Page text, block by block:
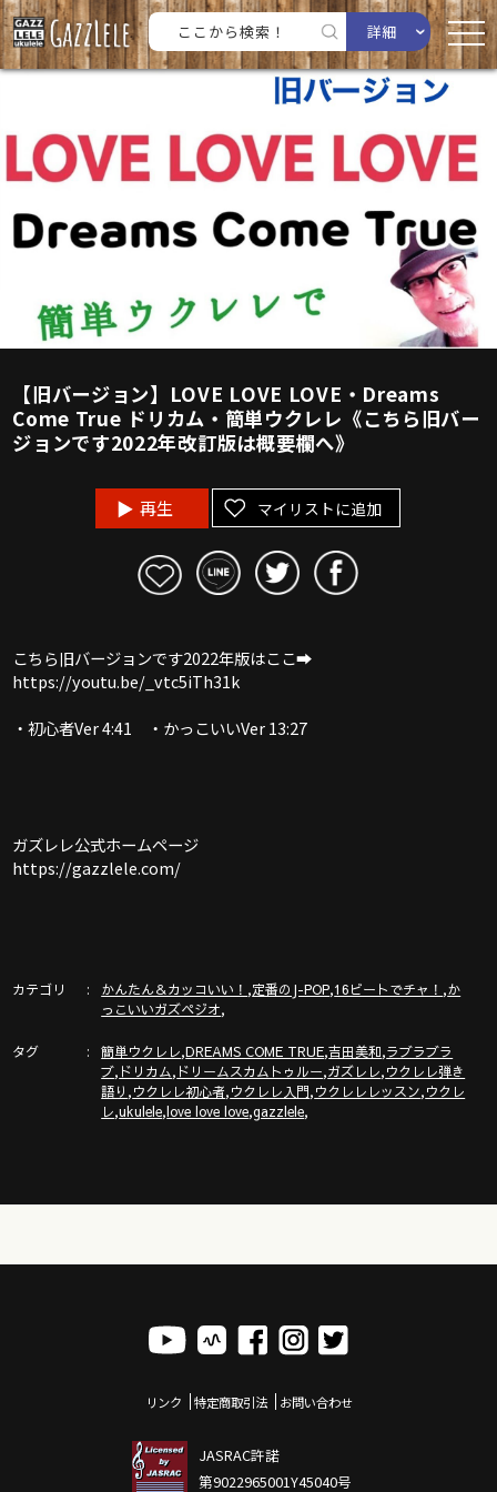
詳細
【旧バージョン】LOVE LOVE LOVE・Dreams
Come True ドリカム・簡単ウクレレ《こちら旧バー
ジョンです2022年改訂版は概要欄へ》
再生 マイリストに追加
こちら旧バージョンです2022年版はここ➡︎
https://youtu.be/_vtc5iTh31k
・初心者Ver 4:41 ・かっこいいVer 13:27
ガズレレ公式ホームページ
https://gazzlele.com/
カテゴリ かんたん＆カッコいい！ ,定番のJ-POP,16ビートでチャ！ ,か
っこいいガズペジオ,
タグ 簡単ウクレレ,DREAMS COME TRUE,吉田美和,ラブラブラ
ブ, ドリカム, ドリームスカムトゥルー,ガズレレ,ウクレレ弾き
語り ,ウクレレ初心者,ウクレレ入門,ウクレレレッスン,ウクレ
レ,ukulele,love love love,gazzlele,
リンク 特定商取引法 お問い合わせ
JASRAC許諾
第9022965001Y45040号